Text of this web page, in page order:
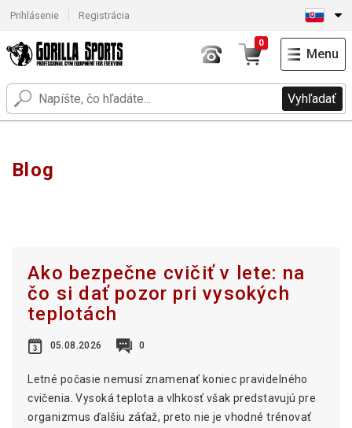
Prihlásenie Registrácia
Vyhľadať
0
Menu
Blog
Ako bezpečne cvičiť v lete: na
čo si dať pozor pri vysokých
teplotách
05.08.2026 0
Letné počasie nemusí znamenať koniec pravidelného
cvičenia. Vysoká teplota a vlhkosť však predstavujú pre
organizmus ďalšiu záťaž, preto nie je vhodné trénovať